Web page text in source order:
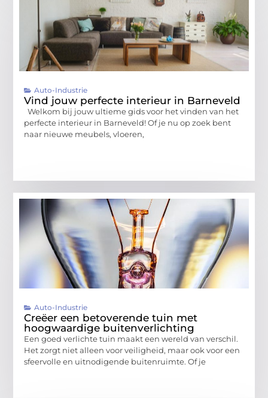
Auto-Industrie
Vind jouw perfecte interieur in Barneveld
Welkom bij jouw ultieme gids voor het vinden van het
perfecte interieur in Barneveld! Of je nu op zoek bent
naar nieuwe meubels, vloeren,
Auto-Industrie
Creëer een betoverende tuin met
hoogwaardige buitenverlichting
Een goed verlichte tuin maakt een wereld van verschil.
Het zorgt niet alleen voor veiligheid, maar ook voor een
sfeervolle en uitnodigende buitenruimte. Of je